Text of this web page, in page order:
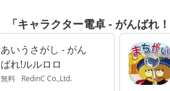
「キャラクター電卓 - がんばれ
あいうさがし - がん
ばれ!ルルロロ
無料 RedinC Co.,Ltd.